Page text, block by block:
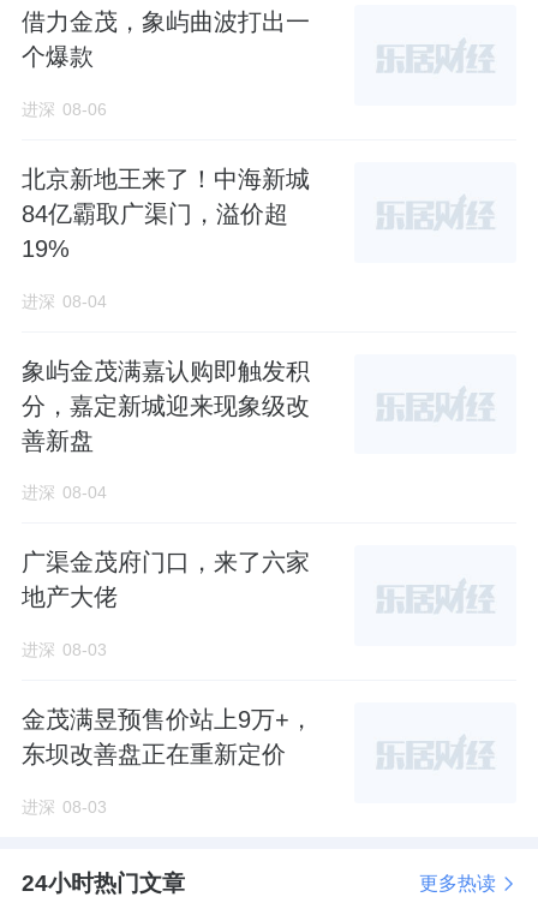
借力金茂，象屿曲波打出一
个爆款
进深 08-06
北京新地王来了！中海新城
84亿霸取广渠门，溢价超
19%
进深 08-04
象屿金茂满嘉认购即触发积
分，嘉定新城迎来现象级改
善新盘
进深 08-04
广渠金茂府门口，来了六家
地产大佬
进深 08-03
金茂满昱预售价站上9万+，
东坝改善盘正在重新定价
进深 08-03
24小时热门文章 更多热读